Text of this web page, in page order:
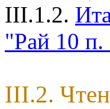
III.1.2.
"Рай 10
III.2.